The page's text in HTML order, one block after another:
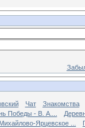
Чат
Знакомства
Победы - В. А....
Михайлово-Ярцевское ...